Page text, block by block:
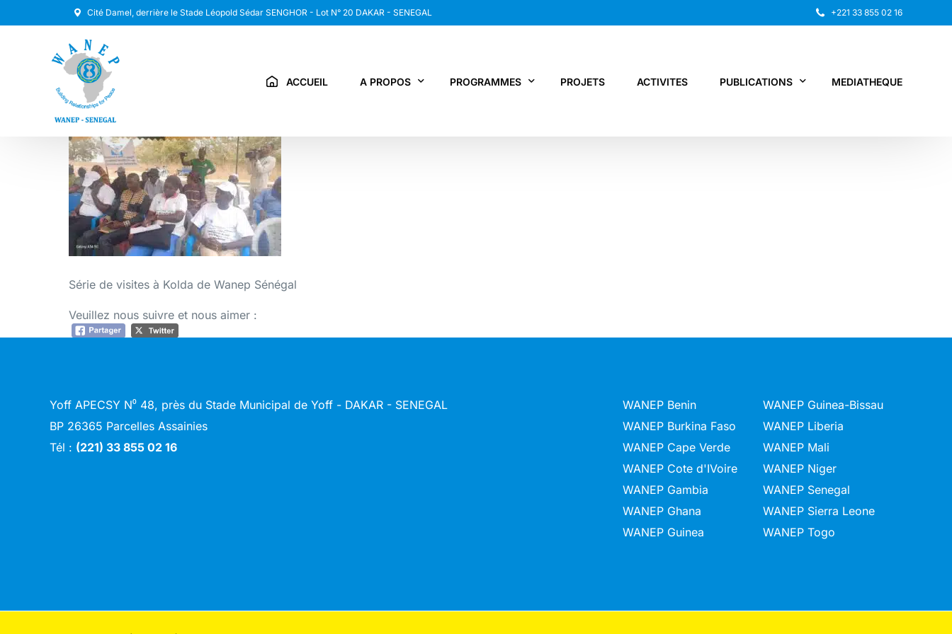
Cité Damel, derrière le Stade Léopold Sédar SENGHOR - Lot N° 20 DAKAR - SENEGAL +221 33 855 02 16
ACCUEIL A PROPOS PROGRAMMES PROJETS ACTIVITES PUBLICATIONS MEDIATHEQUE
Série de visites à Kolda de Wanep Sénégal
Veuillez nous suivre et nous aimer :
Yoff APECSY N⁰ 48, près du Stade Municipal de Yoff - DAKAR - SENEGAL
BP 26365 Parcelles Assainies
Tél : (221) 33 855 02 16
WANEP Benin
WANEP Burkina Faso
WANEP Cape Verde
WANEP Cote d'IVoire
WANEP Gambia
WANEP Ghana
WANEP Guinea
WANEP Guinea-Bissau
WANEP Liberia
WANEP Mali
WANEP Niger
WANEP Senegal
WANEP Sierra Leone
WANEP Togo